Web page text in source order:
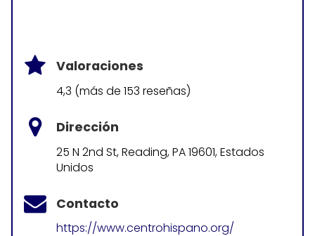
Valoraciones
4,3 (más de 153 reseñas)
Dirección
25 N 2nd St, Reading, PA 19601, Estados
Unidos
Contacto
https://www.centrohispano.org/